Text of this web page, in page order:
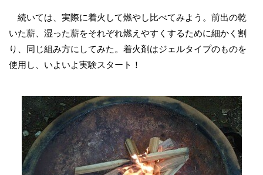
続いては、実際に着火して燃やし比べてみよう。前出の乾
いた薪、湿った薪をそれぞれ燃えやすくするために細かく割
り、同じ組み方にしてみた。着火剤はジェルタイプのものを
使用し、いよいよ実験スタート！